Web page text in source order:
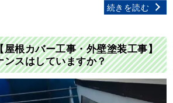
続きを読む
屋根カバー工事・外壁塗装工事】
ンスはしていますか？